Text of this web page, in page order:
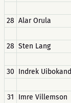
28 Alar Orula
28 Sten Lang
30 Indrek Uibokand
31
Imre Villemson